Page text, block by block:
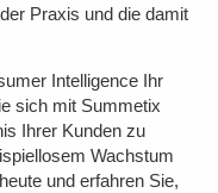
Praxis und die damit
Intelligence Ihr
sich mit Summetix
Ihrer Kunden zu
Wachstum
und erfahren Sie,